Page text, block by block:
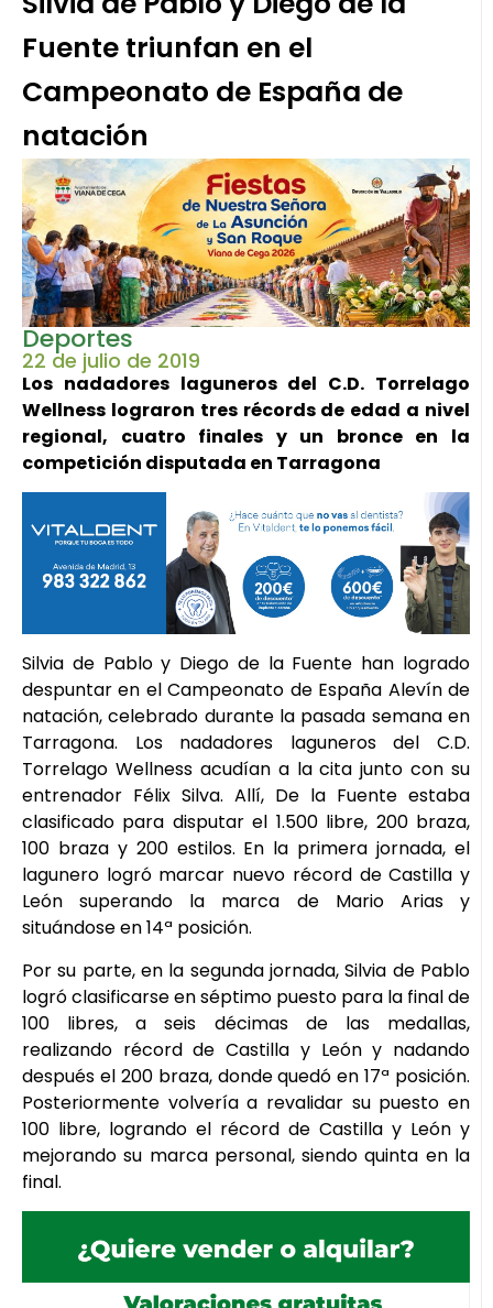
Fuente triunfan en el
Campeonato de España de
natación
Deportes
22 de julio de 2019
Los nadadores laguneros del C.D. Torrelago
Wellness lograron tres récords de edad a nivel
regional, cuatro finales y un bronce en la
competición disputada en Tarragona
Silvia de Pablo y Diego de la Fuente han logrado
despuntar en el Campeonato de España Alevín de
natación, celebrado durante la pasada semana en
Tarragona. Los nadadores laguneros del C.D.
Torrelago Wellness acudían a la cita junto con su
entrenador Félix Silva. Allí, De la Fuente estaba
clasificado para disputar el 1.500 libre, 200 braza,
100 braza y 200 estilos. En la primera jornada, el
lagunero logró marcar nuevo récord de Castilla y
León superando la marca de Mario Arias y
situándose en 14ª posición.
Por su parte, en la segunda jornada, Silvia de Pablo
logró clasificarse en séptimo puesto para la final de
100 libres, a seis décimas de las medallas,
realizando récord de Castilla y León y nadando
después el 200 braza, donde quedó en 17ª posición.
Posteriormente volvería a revalidar su puesto en
100 libre, logrando el récord de Castilla y León y
mejorando su marca personal, siendo quinta en la
final.